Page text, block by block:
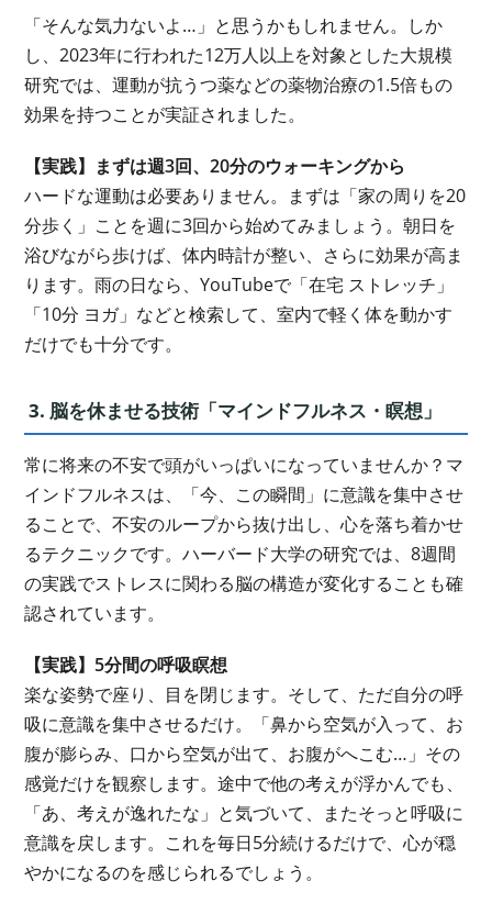
「そんな気力ないよ…」と思うかもしれません。しか
し、2023年に行われた12万人以上を対象とした大規模
研究では、運動が抗うつ薬などの薬物治療の1.5倍もの
効果を持つことが実証されました。
【実践】まずは週3回、20分のウォーキングから
ハードな運動は必要ありません。まずは「家の周りを20
分歩く」ことを週に3回から始めてみましょう。朝日を
浴びながら歩けば、体内時計が整い、さらに効果が高ま
ります。雨の日なら、YouTubeで「在宅 ストレッチ」
「10分 ヨガ」などと検索して、室内で軽く体を動かす
だけでも十分です。
3. 脳を休ませる技術「マインドフルネス・瞑想」
常に将来の不安で頭がいっぱいになっていませんか？マ
インドフルネスは、「今、この瞬間」に意識を集中させ
ることで、不安のループから抜け出し、心を落ち着かせ
るテクニックです。ハーバード大学の研究では、8週間
の実践でストレスに関わる脳の構造が変化することも確
認されています。
【実践】5分間の呼吸瞑想
楽な姿勢で座り、目を閉じます。そして、ただ自分の呼
吸に意識を集中させるだけ。「鼻から空気が入って、お
腹が膨らみ、口から空気が出て、お腹がへこむ…」その
感覚だけを観察します。途中で他の考えが浮かんでも、
「あ、考えが逸れたな」と気づいて、またそっと呼吸に
意識を戻します。これを毎日5分続けるだけで、心が穏
やかになるのを感じられるでしょう。